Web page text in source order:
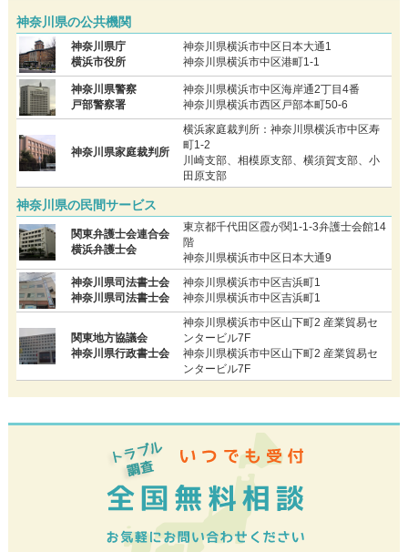
神奈川県の公共機関
神奈川県庁
横浜市役所
神奈川県横浜市中区日本大通1
神奈川県横浜市中区港町1-1
神奈川県警察
戸部警察署
神奈川県横浜市中区海岸通2丁目4番
神奈川県横浜市西区戸部本町50-6
神奈川県家庭裁判所
横浜家庭裁判所：神奈川県横浜市中区寿
町1-2
川崎支部、相模原支部、横須賀支部、小
田原支部
神奈川県の民間サービス
関東弁護士会連合会
横浜弁護士会
東京都千代田区霞が関1-1-3弁護士会館14
階
神奈川県横浜市中区日本大通9
神奈川県司法書士会
神奈川県司法書士会
神奈川県横浜市中区吉浜町1
神奈川県横浜市中区吉浜町1
関東地方協議会
神奈川県行政書士会
神奈川県横浜市中区山下町2 産業貿易セ
ンタービル7F
神奈川県横浜市中区山下町2 産業貿易セ
ンタービル7F